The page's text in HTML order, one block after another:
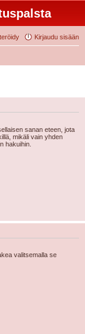
Kirjaudu sisään
sanan eteen, jota
mikäli vain yhden
hakuihin.
valitsemalla se